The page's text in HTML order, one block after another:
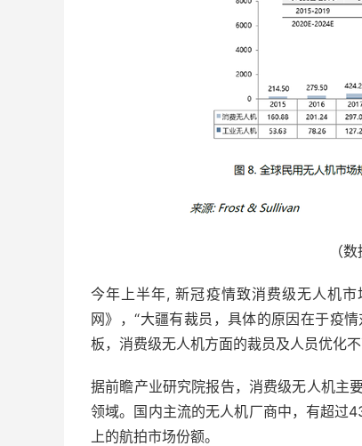
（
今年上半年, 新冠疫情致消费级无人机
网》，“大疆有裁员，具体的原因在于疫
板，消费级无人机方面的裁员及人员优化
据前瞻产业研究院报告，消费级无人机主
领域。国内主流的无人机厂商中，有超过
上的航拍市场份额。